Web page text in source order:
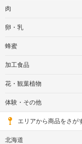
肉
卵・乳
蜂蜜
加工食品
花・観葉植物
体験・その他
エリアから商品をさが
北海道